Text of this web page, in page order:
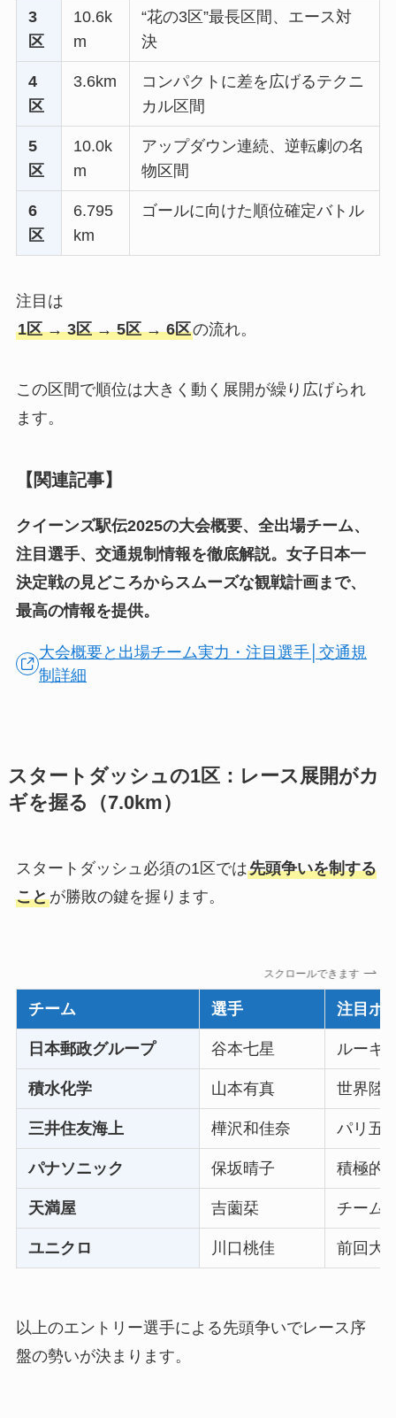
3
区
10.6k
m
“花の3区”最長区間、エース対
決
4
区
3.6km
コンパクトに差を広げるテクニ
カル区間
5
区
10.0k
m
アップダウン連続、逆転劇の名
物区間
6
区
6.795
km
ゴールに向けた順位確定バトル
注目は
1区 → 3区 → 5区 → 6区の流れ。
この区間で順位は大きく動く展開が繰り広げられ
ます。
【関連記事】
クイーンズ駅伝2025の大会概要、全出場チーム、
注目選手、交通規制情報を徹底解説。女子日本一
決定戦の見どころからスムーズな観戦計画まで、
最高の情報を提供。
大会概要と出場チーム実力・注目選手│交通規
制詳細
スタートダッシュの1区：レース展開がカ
ギを握る（7.0km）
スタートダッシュ必須の1区では先頭争いを制する
ことが勝敗の鍵を握ります。
スクロールできます
チーム 選手 注目ポ
日本郵政グループ 谷本七星 ルーキ
積水化学 山本有真 世界陸
三井住友海上 樺沢和佳奈 パリ五
パナソニック 保坂晴子 積極的
天満屋 吉薗栞 チーム
ユニクロ 川口桃佳 前回大
以上のエントリー選手による先頭争いでレース序
盤の勢いが決まります。